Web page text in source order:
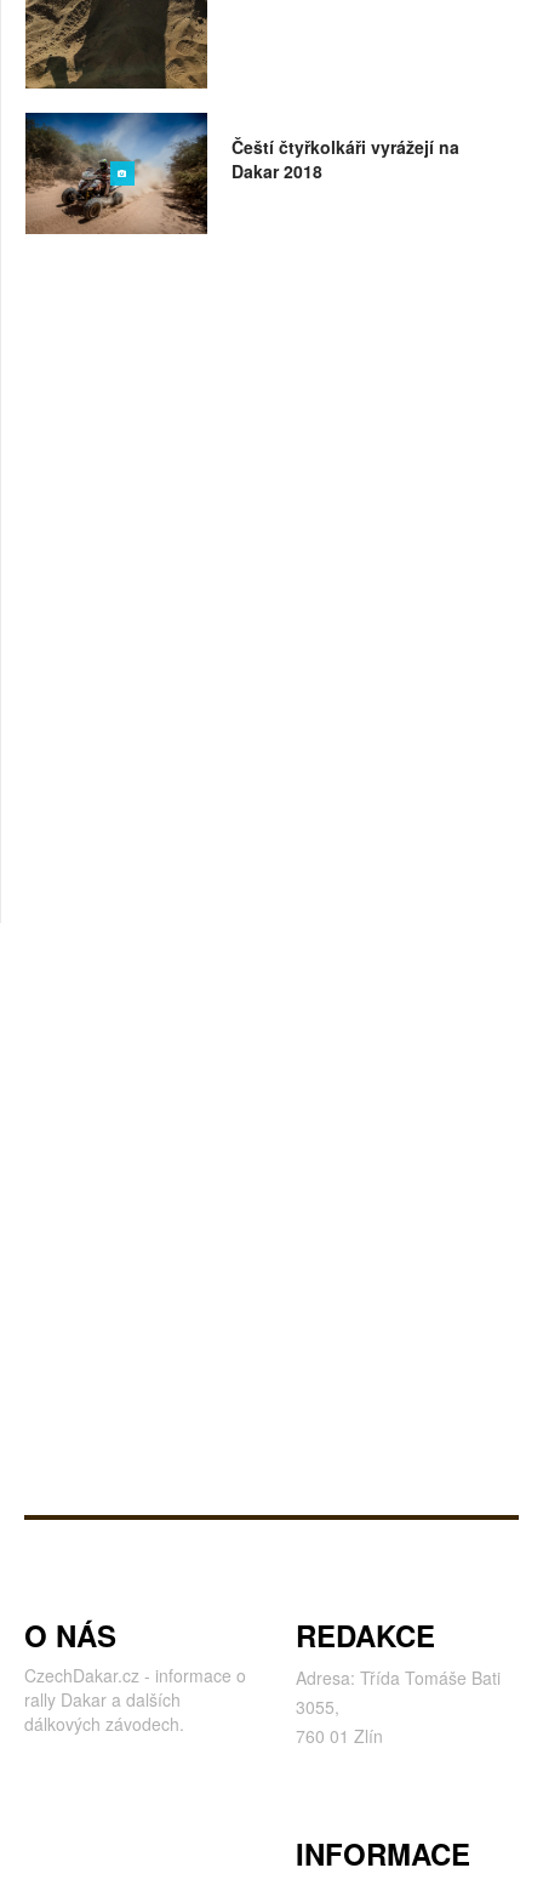
Čeští čtyřkolkáři vyrážejí na
Dakar 2018
O NÁS
CzechDakar.cz - informace o
rally Dakar a dalších
dálkových závodech.
REDAKCE
Adresa: Třída Tomáše Bati
3055,
760 01 Zlín
INFORMACE